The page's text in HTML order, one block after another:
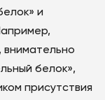
и
внимательно
белок»,
присутствия